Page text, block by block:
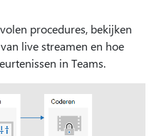
procedures, bekijken
live streamen en hoe
in Teams.